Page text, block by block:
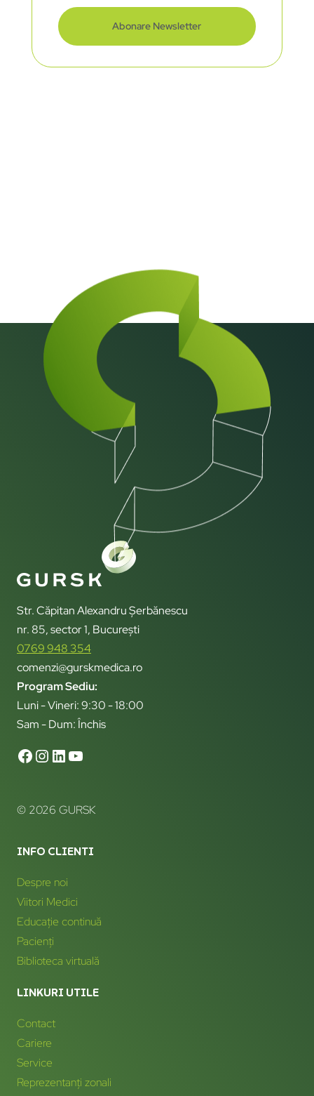
Abonare Newsletter
Str. Căpitan Alexandru Șerbănescu
nr. 85, sector 1, București
0769 948 354
comenzi@gurskmedica.ro
Program Sediu:
Luni - Vineri: 9:30 - 18:00
Sam - Dum: Închis
© 2026 GURSK
INFO CLIENTI
Despre noi
Viitori Medici
Educație continuă
Pacienți
Biblioteca virtuală
LINKURI UTILE
Contact
Cariere
Service
Reprezentanți zonali